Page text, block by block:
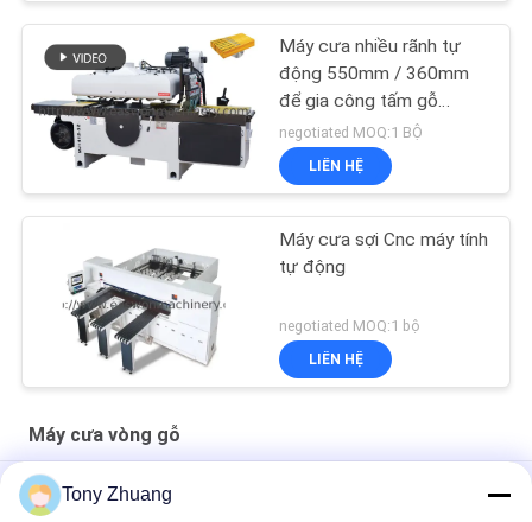
Máy cưa nhiều rãnh tự
động 550mm / 360mm
để gia công tấm gỗ
nguyên khối
negotiated MOQ:1 BỘ
LIÊN HỆ
Máy cưa sợi Cnc máy tính
tự động
negotiated MOQ:1 bộ
LIÊN HỆ
Máy cưa vòng gỗ
Máy cưa dây đai chế biến gỗ CE Máy cưa vòng trượt MJ243C
Tony Zhuang